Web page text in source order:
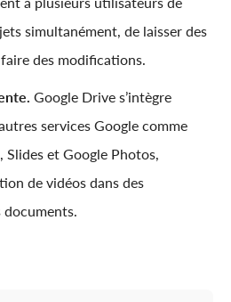
simultanément, de laisser des
des modifications.
Google Drive s’intègre
services Google comme
Slides et Google Photos,
de vidéos dans des